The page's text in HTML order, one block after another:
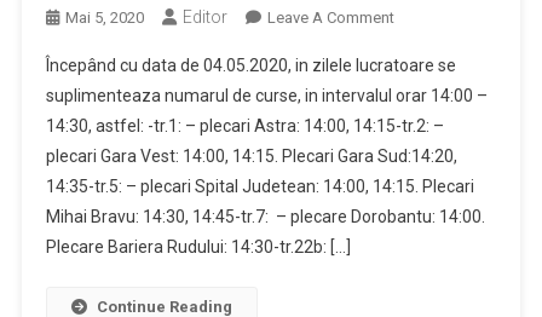
Mai 5, 2020 Editor Leave A CommentOn
Curse
TCE
Începând cu data de 04.05.2020, in zilele lucratoare se
suplimenteaza numarul de curse, in intervalul orar 14:00 –
14:30, astfel: -tr.1: – plecari Astra: 14:00, 14:15-tr.2: –
plecari Gara Vest: 14:00, 14:15. Plecari Gara Sud:14:20,
14:35-tr.5: – plecari Spital Judetean: 14:00, 14:15. Plecari
Mihai Bravu: 14:30, 14:45-tr.7: – plecare Dorobantu: 14:00.
Plecare Bariera Rudului: 14:30-tr.22b: […]
Continue Reading